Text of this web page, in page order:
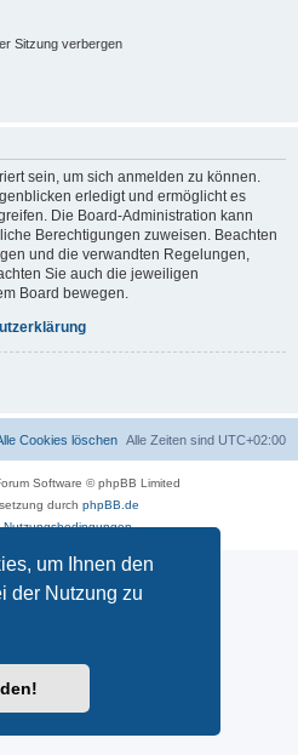
um Ihnen den
der Nutzung zu
Sitzung verbergen
sein, um sich anmelden zu können.
erledigt und ermöglicht es
Die Board-Administration kann
Berechtigungen zuweisen. Beachten
und die verwandten Regelungen,
Sie auch die jeweiligen
Board bewegen.
Alle Zeiten sind UTC+02:00
Cookies löschen
Software © phpBB Limited
durch phpBB.de
Nutzungsbedingungen